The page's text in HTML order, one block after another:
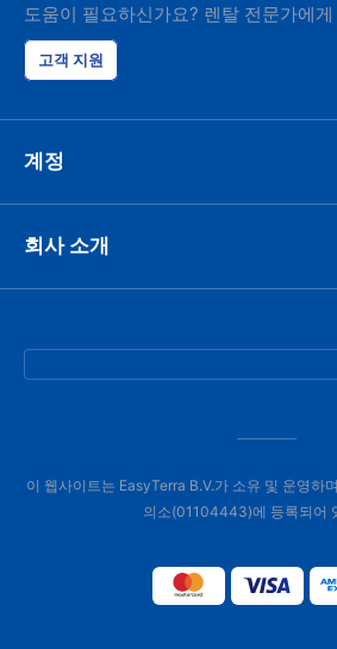
도움이 필요하신가요? 렌탈 전문가에
고객 지원
계정
회사 소개
이 웹사이트는 EasyTerra B.V.가 소유 및 운영하
의소(01104443)에 등록되어